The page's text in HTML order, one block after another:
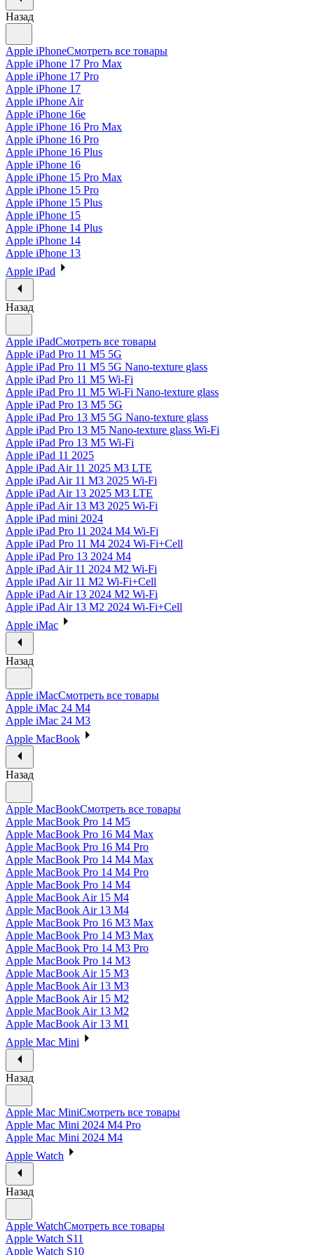
Назад
Apple iPhoneСмотреть все товары
Apple iPhone 17 Pro Max
Apple iPhone 17 Pro
Apple iPhone 17
Apple iPhone Air
Apple iPhone 16e
Apple iPhone 16 Pro Max
Apple iPhone 16 Pro
Apple iPhone 16 Plus
Apple iPhone 16
Apple iPhone 15 Pro Max
Apple iPhone 15 Pro
Apple iPhone 15 Plus
Apple iPhone 15
Apple iPhone 14 Plus
Apple iPhone 14
Apple iPhone 13
Apple iPad
Назад
Apple iPadСмотреть все товары
Apple iPad Pro 11 M5 5G
Apple iPad Pro 11 M5 5G Nano-texture glass
Apple iPad Pro 11 M5 Wi-Fi
Apple iPad Pro 11 M5 Wi-Fi Nano-texture glass
Apple iPad Pro 13 M5 5G
Apple iPad Pro 13 M5 5G Nano-texture glass
Apple iPad Pro 13 M5 Nano-texture glass Wi-Fi
Apple iPad Pro 13 M5 Wi-Fi
Apple iPad 11 2025
Apple iPad Air 11 2025 M3 LTE
Apple iPad Air 11 M3 2025 Wi-Fi
Apple iPad Air 13 2025 M3 LTE
Apple iPad Air 13 M3 2025 Wi-Fi
Apple iPad mini 2024
Apple iPad Pro 11 2024 M4 Wi-Fi
Apple iPad Pro 11 M4 2024 Wi-Fi+Cell
Apple iPad Pro 13 2024 M4
Apple iPad Air 11 2024 M2 Wi-Fi
Apple iPad Air 11 M2 Wi-Fi+Cell
Apple iPad Air 13 2024 M2 Wi-Fi
Apple iPad Air 13 M2 2024 Wi-Fi+Cell
Apple iMac
Назад
Apple iMacСмотреть все товары
Apple iMac 24 M4
Apple iMac 24 M3
Apple MacBook
Назад
Apple MacBookСмотреть все товары
Apple MacBook Pro 14 M5
Apple MacBook Pro 16 M4 Max
Apple MacBook Pro 16 M4 Pro
Apple MacBook Pro 14 M4 Max
Apple MacBook Pro 14 M4 Pro
Apple MacBook Pro 14 M4
Apple MacBook Air 15 M4
Apple MacBook Air 13 M4
Apple MacBook Pro 16 M3 Max
Apple MacBook Pro 14 M3 Max
Apple MacBook Pro 14 M3 Pro
Apple MacBook Pro 14 M3
Apple MacBook Air 15 M3
Apple MacBook Air 13 M3
Apple MacBook Air 15 M2
Apple MacBook Air 13 M2
Apple MacBook Air 13 M1
Apple Mac Mini
Назад
Apple Mac MiniСмотреть все товары
Apple Mac Mini 2024 M4 Pro
Apple Mac Mini 2024 M4
Apple Watch
Назад
Apple WatchСмотреть все товары
Apple Watch S11
Apple Watch S10